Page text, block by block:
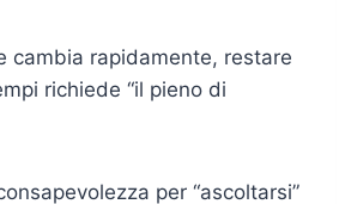
cambia rapidamente, restare
richiede “il pieno di
per “ascoltarsi”